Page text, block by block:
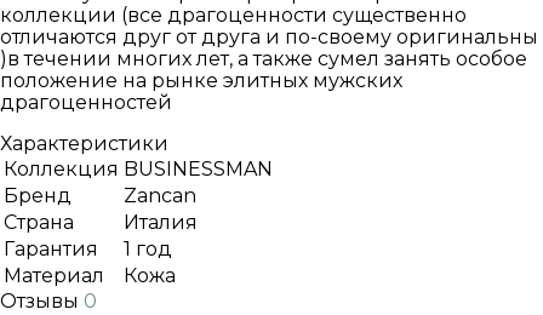
коллекции (все драгоценности существенно
отличаются друг от друга и по-своему оригинальны
)в течении многих лет, а также сумел занять особое
положение на рынке элитных мужских
драгоценностей
Характеристики
Коллекция BUSINESSMAN
Бренд
Zancan
Страна
Италия
Гарантия
1 год
Материал
Кожа
Отзывы 0